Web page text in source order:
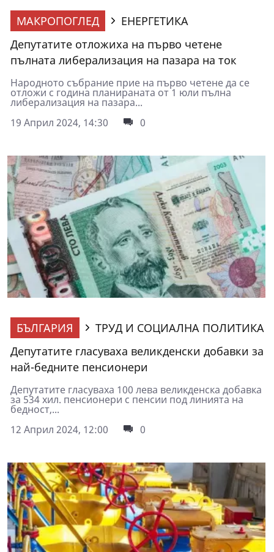
МАКРОПОГЛЕД
ЕНЕРГЕТИКА
Депутатите отложиха на първо четене
пълната либерализация на пазара на ток
Народното събрание прие на първо четене да се
отложи с година планираната от 1 юли пълна
либерализация на пазара...
19 Април 2024, 14:30
0
БЪЛГАРИЯ
ТРУД И СОЦИАЛНА ПОЛИТИКА
Депутатите гласуваха великденски добавки за
най-бедните пенсионери
Депутатите гласуваха 100 лева великденска добавка
за 534 хил. пенсионери с пенсии под линията на
бедност,...
12 Април 2024, 12:00
0